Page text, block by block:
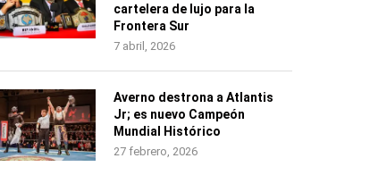
cartelera de lujo para la
Frontera Sur
7 abril, 2026
Averno destrona a Atlantis
Jr; es nuevo Campeón
Mundial Histórico
27 febrero, 2026